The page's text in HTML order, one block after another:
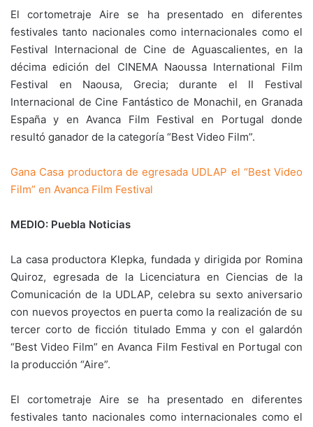
El cortometraje Aire se ha presentado en diferentes
festivales tanto nacionales como internacionales como el
Festival Internacional de Cine de Aguascalientes, en la
décima edición del CINEMA Naoussa International Film
Festival en Naousa, Grecia; durante el II Festival
Internacional de Cine Fantástico de Monachil, en Granada
España y en Avanca Film Festival en Portugal donde
resultó ganador de la categoría “Best Video Film”.
Gana Casa productora de egresada UDLAP el “Best Video
Film” en Avanca Film Festival
MEDIO: Puebla Noticias
La casa productora Klepka, fundada y dirigida por Romina
Quiroz, egresada de la Licenciatura en Ciencias de la
Comunicación de la UDLAP, celebra su sexto aniversario
con nuevos proyectos en puerta como la realización de su
tercer corto de ficción titulado Emma y con el galardón
“Best Video Film” en Avanca Film Festival en Portugal con
la producción “Aire”.
El cortometraje Aire se ha presentado en diferentes
festivales tanto nacionales como internacionales como el